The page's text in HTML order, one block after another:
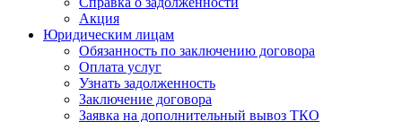
Акция
Юридическим лицам
Обязанность по заключению договора
Оплата услуг
Узнать задолженность
Заключение договора
Заявка на дополнительный вывоз ТКО